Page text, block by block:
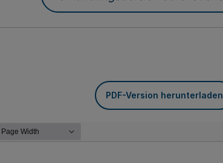
Verkündungsbereich durchsuchen
PDF-Version herunterladen